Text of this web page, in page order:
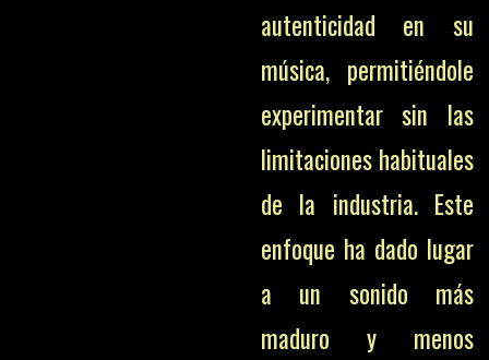
autenticidad en su
música, permitiéndole
experimentar sin las
limitaciones habituales
de la industria. Este
enfoque ha dado lugar
a un sonido más
maduro y menos